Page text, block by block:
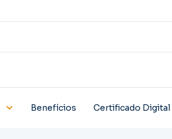
Benefícios Certificado Digital